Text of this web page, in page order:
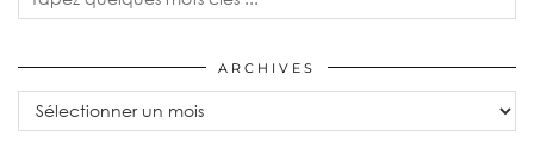
ARCHIVES
Archives